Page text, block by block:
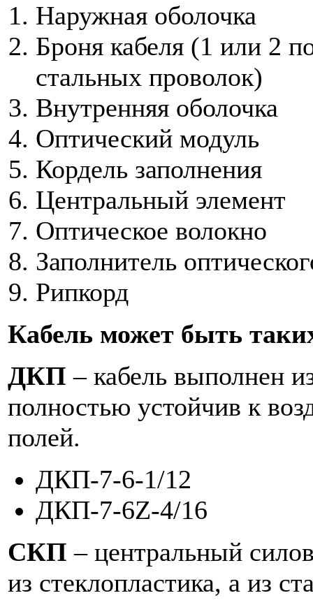
Наружная оболочка
Броня кабеля (1 или 2
стальных проволок)
Внутренняя оболочка
Оптический модуль
Кордель заполнения
Центральный элемент
Оптическое волокно
Заполнитель
Рипкорд
Кабель может быть
ДКП – кабель выполнен
полностью устойчив к
полей.
ДКП-7-6-1/12
ДКП-7-6Z-4/16
CКП – центральный
из стеклопластика, а из